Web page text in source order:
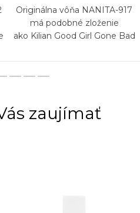
Originálna vôňa NANITA-917
má podobné zloženie
ako Kilian Good Girl Gone Bad
zaujímať